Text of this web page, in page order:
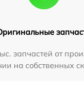
запчастей от
на собственных